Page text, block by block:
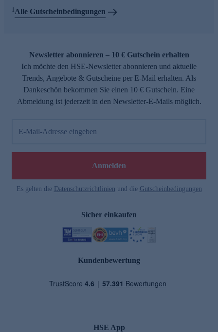
1Alle Gutscheinbedingungen
Newsletter abonnieren – 10 € Gutschein erhalten
Ich möchte den HSE-Newsletter abonnieren und aktuelle
Trends, Angebote & Gutscheine per E-Mail erhalten. Als
Dankeschön bekommen Sie einen 10 € Gutschein. Eine
Abmeldung ist jederzeit in den Newsletter-E-Mails möglich.
E-Mail-Adresse eingeben
Anmelden
Es gelten die Datenschutzrichtlinien und die Gutscheinbedingungen
Sicher einkaufen
Kundenbewertung
HSE App